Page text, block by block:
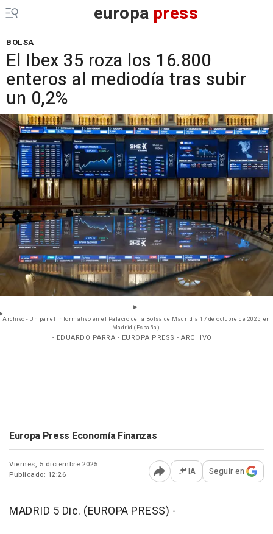
europa press
BOLSA
El Ibex 35 roza los 16.800
enteros al mediodía tras subir
un 0,2%
Archivo - Un panel informativo en el Palacio de la Bolsa de Madrid, a 17 de octubre de 2025, en
Madrid (España).
- EDUARDO PARRA - EUROPA PRESS - ARCHIVO
Europa Press Economía Finanzas
Viernes, 5 diciembre 2025
Publicado: 12:26
Abrir opciones para
IA Seguir en
MADRID 5 Dic. (EUROPA PRESS) -